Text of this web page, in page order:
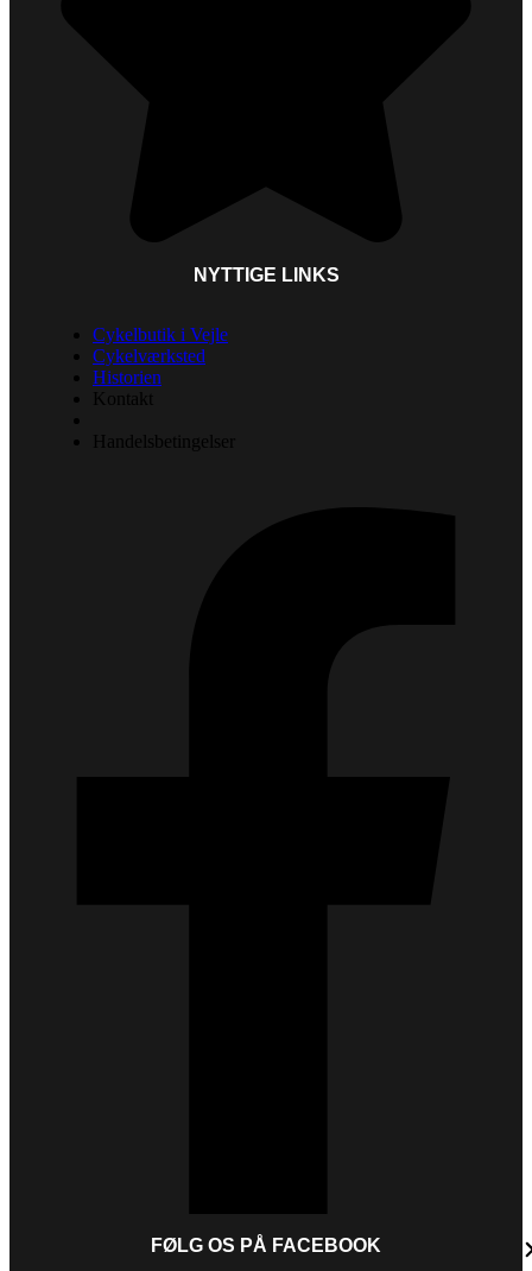
NYTTIGE LINKS
Cykelbutik i Vejle
Cykelværksted
Historien
Kontakt
Handelsbetingelser
FØLG OS PÅ FACEBOOK